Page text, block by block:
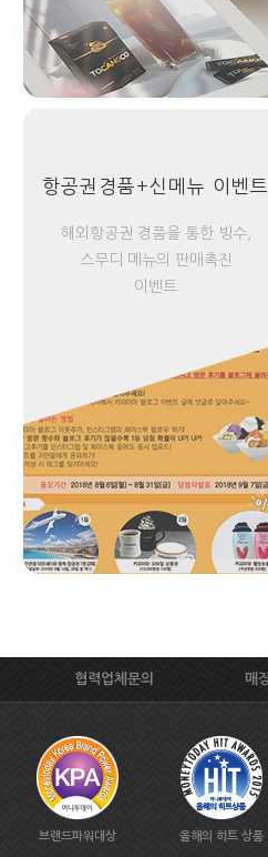
항공권경품+신메뉴 이벤트
해외항공권 경품을 통한 빙수,
스무디 메뉴의 판매촉진
이벤트
협력업체문의 매
브랜드파워대상 올해의 히트 상품